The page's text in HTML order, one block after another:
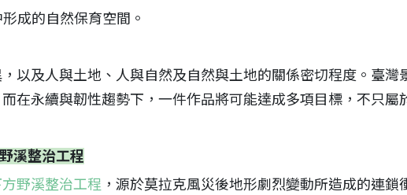
成的自然保育空間。
以及人與土地、人與自然及自然與土地的關係密切程度。臺灣
在永續與韌性趨勢下，一件作品將可能達成多項目標，不只屬
溪整治工程
野溪整治工程 ，源於莫拉克風災後地形劇烈變動所造成的連鎖